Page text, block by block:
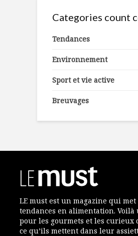
Categories count
Tendances
Environnement
Sport et vie active
Breuvages
LE must est un magazine qui met
tendances en alimentation. Voilà
pour les gourmets et les curieux
ce qu’ils mettent dans leur